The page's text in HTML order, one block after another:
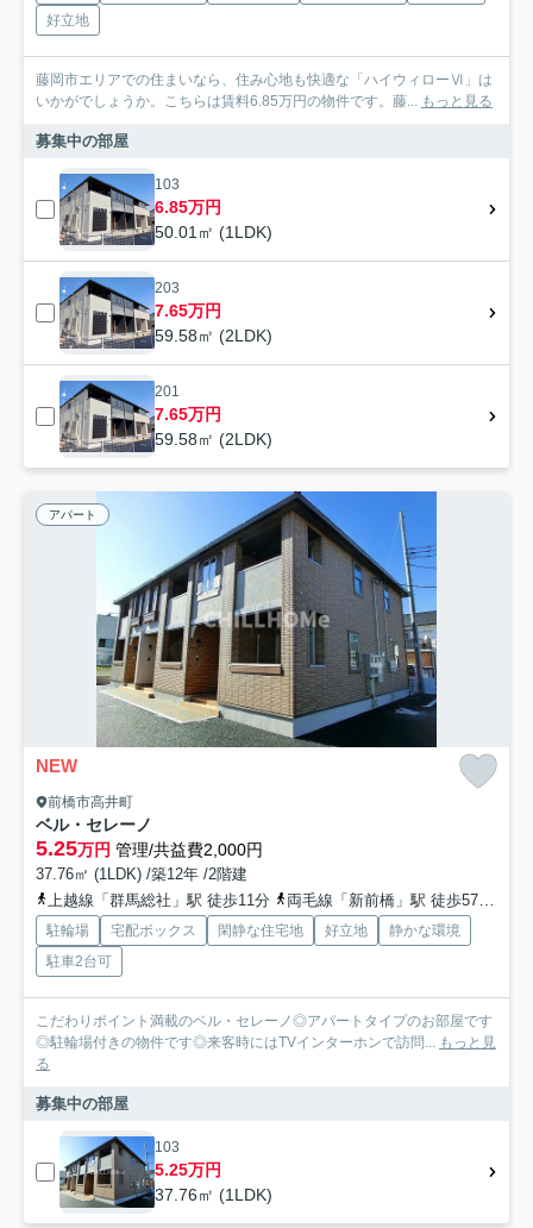
好立地
藤岡市エリアでの住まいなら、住み心地も快適な「ハイウィローⅥ」は
いかがでしょうか。こちらは賃料6.85万円の物件です。藤... もっと見る
募集中の部屋
103
6.85万円
50.01㎡ (1LDK)
203
7.65万円
59.58㎡ (2LDK)
201
7.65万円
59.58㎡ (2LDK)
アパート
NEW
前橋市高井町
ベル・セレーノ
5.25万円 管理/共益費2,000円
37.76㎡ (1LDK) /築12年 /2階建
上越線「群馬総社」駅 徒歩11分
両毛線「新前橋」駅 徒歩57分
駐輪場 宅配ボックス 閑静な住宅地 好立地
静かな環境
駐車2台可
こだわりポイント満載のベル・セレーノ◎アパートタイプのお部屋です
◎駐輪場付きの物件です◎来客時にはTVインターホンで訪問... もっと見
る
募集中の部屋
103
5.25万円
37.76㎡ (1LDK)